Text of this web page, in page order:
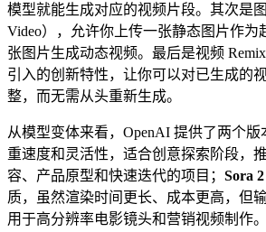
模型就能生成对应的视频片段。其次是
Video），允许你上传一张静态图片作为
张图片生成动态视频。最后是视频
引入的创新特性，让你可以对已生成的
整，而无需从头重新生成。
从模型变体来看，OpenAI 提供了两个版
重速度和灵活性，适合创意探索阶段，
容、产品原型和快速迭代的项目； Sora
质，虽然渲染时间更长、成本更高，但
用于高分辨率电影镜头和营销视频制作